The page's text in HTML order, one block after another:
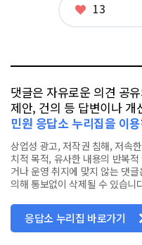
좋
13
댓글은 자유로운 의견 공
제안, 건의 등 답변이나 개
민원 응답소 누리집을 이용
상업성 광고, 저작권 침해, 저속
치적 목적, 유사한 내용의 반복
거나 운영 취지에 맞지 않는 댓
의해 통보없이 삭제될 수 있습니
응답소 누리집 바로가기